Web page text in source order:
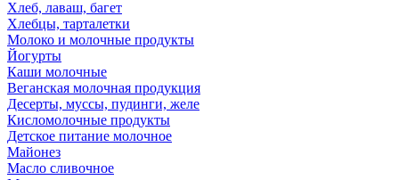
Хлеб, лаваш, багет
Хлебцы, тарталетки
Молоко и молочные продукты
Йогурты
Каши молочные
Веганская молочная продукция
Десерты, муссы, пудинги, желе
Кисломолочные продукты
Детское питание молочное
Майонез
Масло сливочное